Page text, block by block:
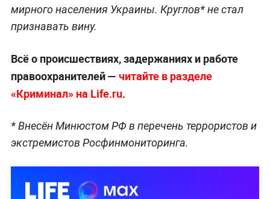
мирного населения Украины. Круглов* не стал
признавать вину.
Всё о происшествиях, задержаниях и работе
правоохранителей — читайте в разделе
«Криминал» на Life.ru.
* Внесён Минюстом РФ в перечень террористов и
экстремистов Росфинмониторинга.